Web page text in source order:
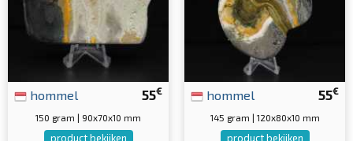
55€
hommel
150 gram | 90x70x10 mm
product bekijken
55€
hommel
145 gram | 120x80x10 mm
product bekijken